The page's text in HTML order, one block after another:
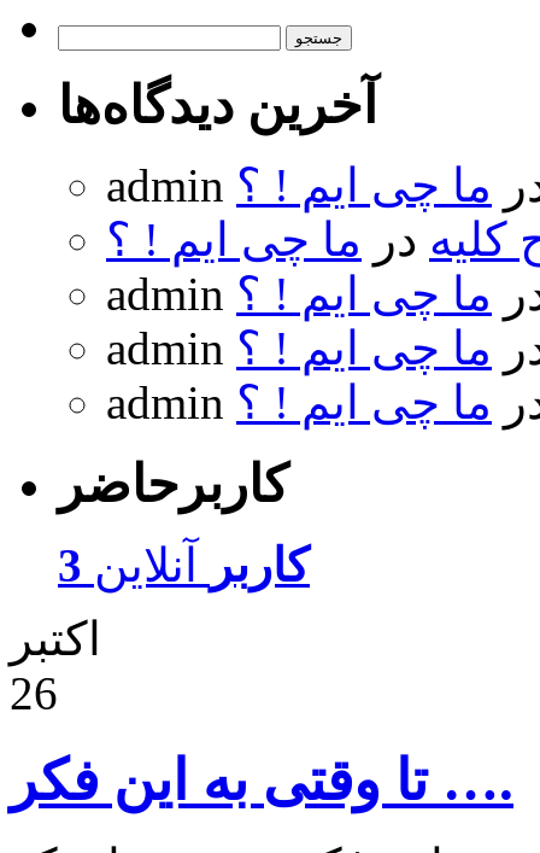
آخرین دیدگاه‌ها
admin ما چی ایم ! ؟
کلیه در ما چی ایم ! ؟
admin ما چی ایم ! ؟
admin ما چی ایم ! ؟
admin ما چی ایم ! ؟
کاربرحاضر
3 کاربر
آنلاین
اکتبر
26
تا وقتی به این فکر ….